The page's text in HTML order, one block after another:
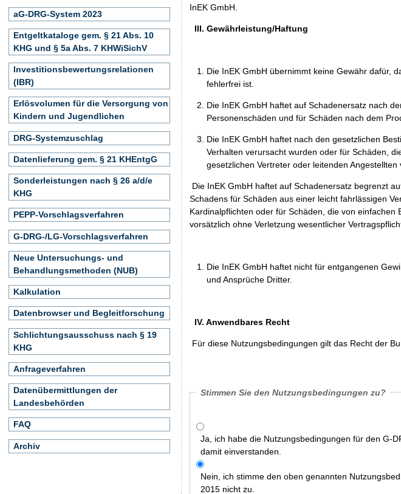
InEK GmbH.
III. Gewährleistung/Haftung
Die InEK GmbH übernimmt keine Gewähr dafür,
fehlerfrei ist.
Die InEK GmbH haftet auf Schadenersatz nach
Personenschäden und für Schäden nach dem
Die InEK GmbH haftet nach den gesetzlichen
Verhalten verursacht wurden oder für Schäden,
gesetzlichen Vertreter oder leitenden Angestellten
Die InEK GmbH haftet auf Schadenersatz begrenzt
Schadens für Schäden aus einer leicht fahrlässigen
Kardinalpflichten oder für Schäden, die von
vorsätzlich ohne Verletzung wesentlicher
Die InEK GmbH haftet nicht für entgangenen
und Ansprüche Dritter.
IV. Anwendbares Recht
Für diese Nutzungsbedingungen gilt das Recht der
Stimmen Sie den Nutzungsbedingungen zu?
Ja, ich habe die Nutzungsbedingungen für den G-
damit einverstanden.
Nein, ich stimme den oben genannten
2015 nicht zu.
aG-DRG-System 2023
Entgeltkataloge gem. § 21 Abs. 10
KHG und § 5a Abs. 7 KHWiSichV
Investitionsbewertungsrelationen
(IBR)
Erlösvolumen für die Versorgung von
Kindern und Jugendlichen
DRG-Systemzuschlag
Datenlieferung gem. § 21 KHEntgG
Sonderleistungen nach § 26 a/d/e
KHG
PEPP-Vorschlagsverfahren
G-DRG-/LG-Vorschlagsverfahren
Neue Untersuchungs- und
Behandlungsmethoden (NUB)
Kalkulation
Datenbrowser und Begleitforschung
Schlichtungsausschuss nach § 19
KHG
Anfrageverfahren
Datenübermittlungen der
Landesbehörden
FAQ
Archiv